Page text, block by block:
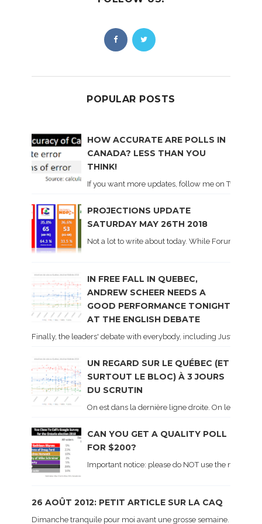
POPULAR POSTS
HOW ACCURATE ARE POLLS IN
CANADA? LESS THAN YOU
THINK!
If you want more updates, follow me on Twitter .
PROJECTIONS UPDATE
SATURDAY MAY 26TH 2018
Not a lot to write about today. While Forum did
IN FREE FALL IN QUEBEC,
ANDREW SCHEER NEEDS A
GOOD PERFORMANCE TONIGHT
AT THE ENGLISH DEBATE
Finally, the leaders' debate with everybody, including Justin
UN REGARD SUR LE QUÉBEC (ET
SURTOUT LE BLOC) À 3 JOURS
DU SCRUTIN
On est dans la dernière ligne droite. On le sait
CAN YOU GET A QUALITY POLL
FOR $200?
Important notice: please do NOT use the
26 AOÛT 2012: PETIT ARTICLE SUR LA CAQ
Dimanche tranquile pour moi avant une grosse semaine. Voici